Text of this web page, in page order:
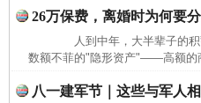
26万保费，离婚时为何要
人到中年，大半辈子的积
数额不菲的"隐形资产"——高额的
八一建军节｜这些与军人